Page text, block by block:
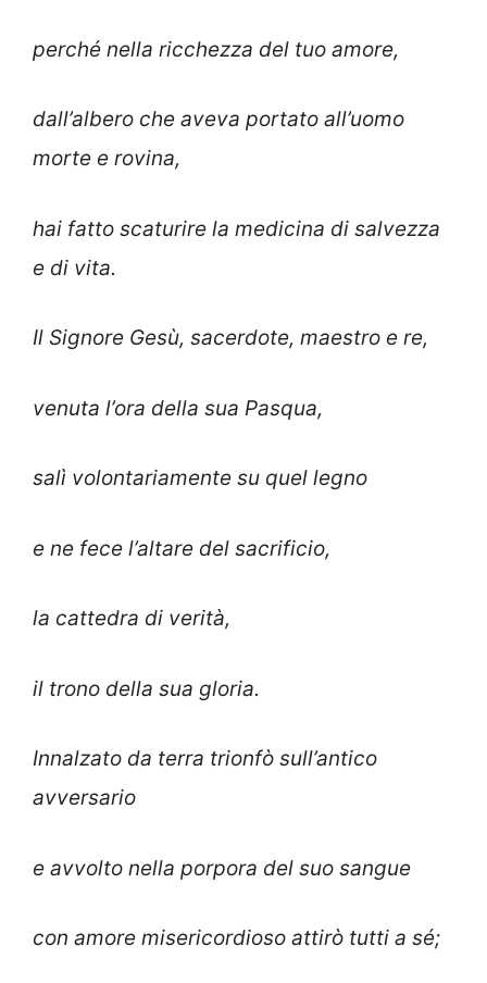
perché nella ricchezza del tuo amore,
dall’albero che aveva portato all’uomo
morte e rovina,
hai fatto scaturire la medicina di salvezza
e di vita.
Il Signore Gesù, sacerdote, maestro e re,
venuta l’ora della sua Pasqua,
salì volontariamente su quel legno
e ne fece l’altare del sacrificio,
la cattedra di verità,
il trono della sua gloria.
Innalzato da terra trionfò sull’antico
avversario
e avvolto nella porpora del suo sangue
con amore misericordioso attirò tutti a sé;